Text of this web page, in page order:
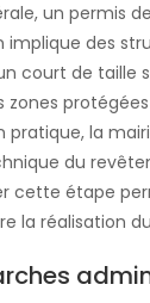
un permis
implique des
court de taille
zones
pratique, la
du
cette étape
la réalisation